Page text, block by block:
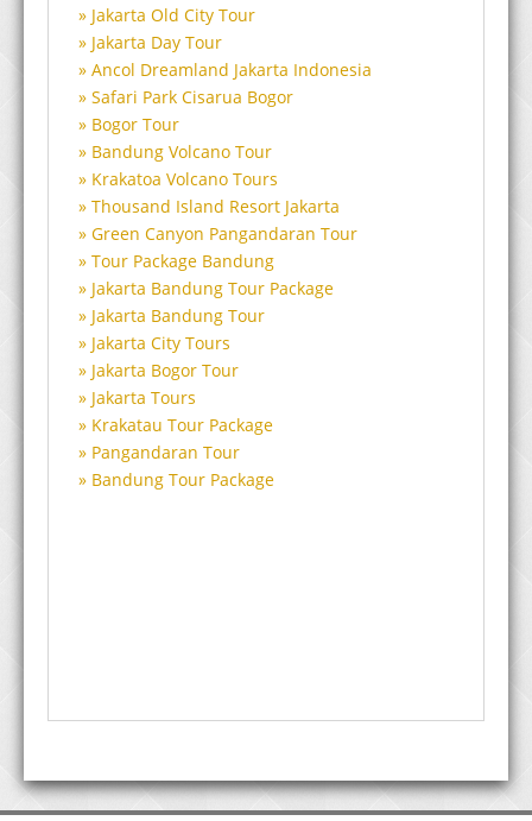
Jakarta Old City Tour
Jakarta Day Tour
Ancol Dreamland Jakarta Indonesia
Safari Park Cisarua Bogor
Bogor Tour
Bandung Volcano Tour
Krakatoa Volcano Tours
Thousand Island Resort Jakarta
Green Canyon Pangandaran Tour
Tour Package Bandung
Jakarta Bandung Tour Package
Jakarta Bandung Tour
Jakarta City Tours
Jakarta Bogor Tour
Jakarta Tours
Krakatau Tour Package
Pangandaran Tour
Bandung Tour Package